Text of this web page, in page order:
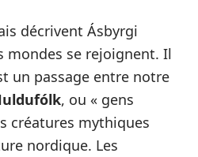
décrivent Ásbyrgi
mondes se rejoignent. Il
un passage entre notre
, ou « gens
créatures mythiques
nordique. Les